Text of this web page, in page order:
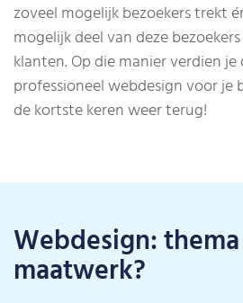
zoveel mogelijk bezoekers trekt
mogelijk deel van deze
klanten. Op die manier verdien
professioneel webdesign voor je
de kortste keren weer terug!
Webdesign:
maatwerk?